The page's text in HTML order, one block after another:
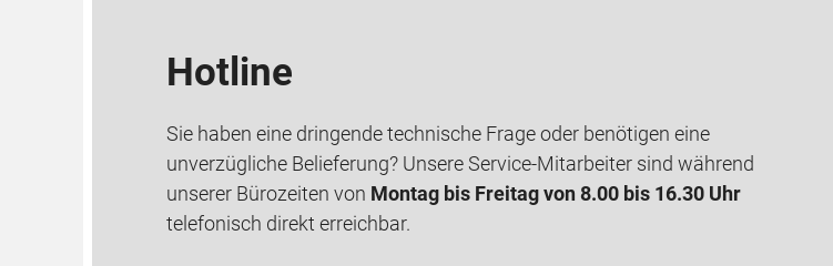
Hotline
Sie haben eine dringende technische Frage oder benötigen eine
unverzügliche Belieferung? Unsere Service-Mitarbeiter sind während
unserer Bürozeiten von Montag bis Freitag von 8.00 bis 16.30 Uhr
telefonisch direkt erreichbar.